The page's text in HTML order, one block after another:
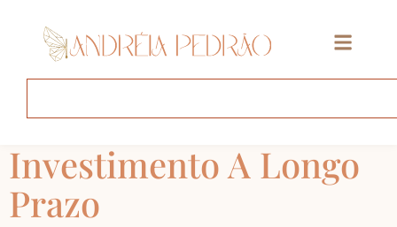
Autor:Admin
Por Que Joias Podem
Ser Um Bom
Investimento A Longo
Prazo